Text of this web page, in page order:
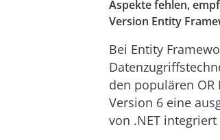
Aspekte fehlen,
Version Entity
Bei Entity
den populären
Version 6 eine
von .NET